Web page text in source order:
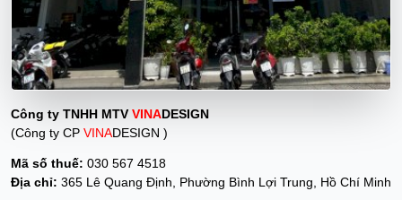
Công ty TNHH MTVVINADESIGN
(Công ty CP VINADESIGN )
Mã số thuế: 030 567 4518
Địa chỉ: 365 Lê Quang Định, Phường Bình Lợi Trung, Hồ Chí Minh